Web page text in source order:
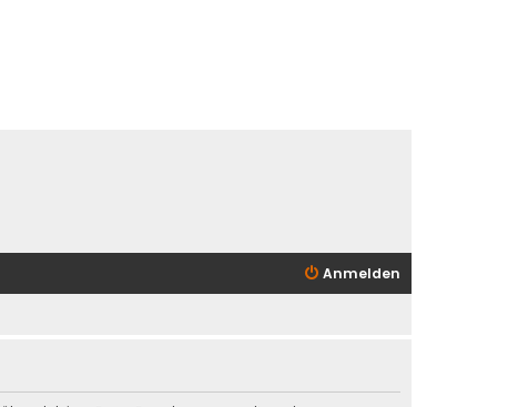
Anmelden